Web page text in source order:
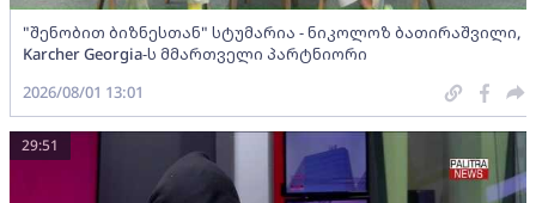
"შენობით ბიზნესთან" სტუმარია - ნიკოლოზ ბათირაშვილი,
Karcher Georgia-ს მმართველი პარტნიორი
2026/08/01 13:01
29:51